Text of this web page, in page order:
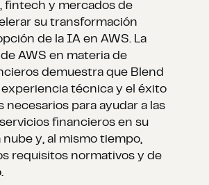
fintech y mercados de
su transformación
de la IA en AWS. La
AWS en materia de
demuestra que Blend
técnica y el éxito
necesarios para ayudar a las
financieros en su
y, al mismo tiempo,
requisitos normativos y de